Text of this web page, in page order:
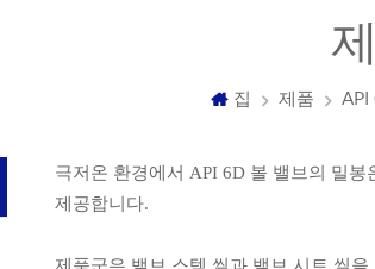
집 제품 API
극저온 환경에서 API 6D 볼 밸브의 밀
제공합니다.